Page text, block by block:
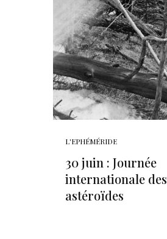
L'EPHÉMÉRIDE
30 juin : Journée
internationale des
astéroïdes